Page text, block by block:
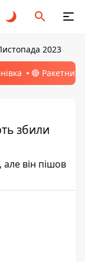
2023
🔴 Ракетний
збили
але він пішов